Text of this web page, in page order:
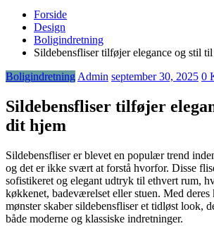
Forside
Design
Boligindretning
Sildebensfliser tilføjer elegance og stil
BoligindretningAdmin september 30, 2025 0
Sildebensfliser tilføjer
dit hjem
Sildebensfliser er blevet en populær trend
og det er ikke svært at forstå hvorfor. Disse
sofistikeret og elegant udtryk til ethvert rum,
køkkenet, badeværelset eller stuen. Med deres
mønster skaber sildebensfliser et tidløst look,
både moderne og klassiske indretninger.